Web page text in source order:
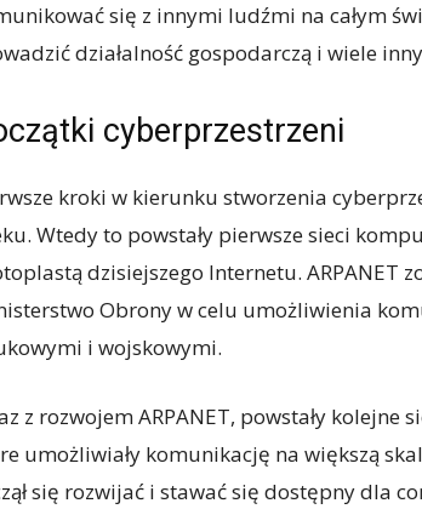
się z innymi ludźmi na całym
działalność gospodarczą i wiele
cyberprzestrzeni
kroki w kierunku stworzenia
Wtedy to powstały pierwsze sieci
dzisiejszego Internetu. ARPANET
Obrony w celu umożliwienia
i wojskowymi.
z rozwojem ARPANET, powstały kolejne
umożliwiały komunikację na większą
się rozwijać i stawać się dostępny dla